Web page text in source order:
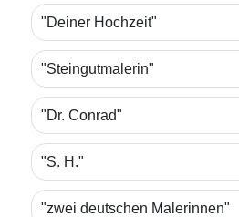
"Deiner Hochzeit"
"Steingutmalerin"
"Dr. Conrad"
"S. H."
"zwei deutschen Malerinnen"